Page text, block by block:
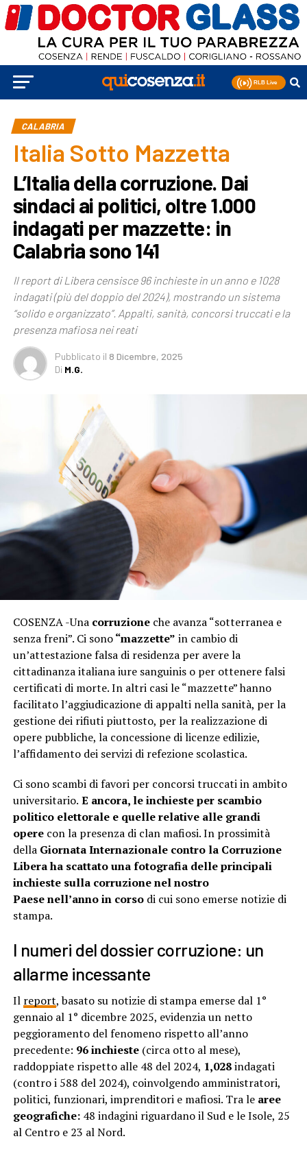
CALABRIA
Italia Sotto Mazzetta
L’Italia della corruzione. Dai
sindaci ai politici, oltre 1.000
indagati per mazzette: in
Calabria sono 141
Il report di Libera censisce 96 inchieste in un anno e 1028
indagati (più del doppio del 2024), mostrando un sistema
“solido e organizzato”. Appalti, sanità, concorsi truccati e la
presenza mafiosa nei reati
Pubblicato il 8 Dicembre, 2025
Di M.G.
COSENZA -Una corruzioneche avanza “sotterranea e
senza freni”. Ci sono“mazzette” in cambio di
un’attestazione falsa di residenza per avere la
cittadinanza italiana iure sanguinis o per ottenere falsi
certificati di morte. In altri casi le “mazzette” hanno
facilitato l’aggiudicazione di appalti nella sanità, per la
gestione dei rifiuti piuttosto, per la realizzazione di
opere pubbliche, la concessione di licenze edilizie,
l’affidamento dei servizi di refezione scolastica.
Ci sono scambi di favori per concorsi truccati in ambito
universitario. E ancora, le inchieste per scambio
politico elettorale e quelle relative alle grandi
operecon la presenza di clan mafiosi. In prossimità
della Giornata Internazionale contro la Corruzione
Libera ha scattato una fotografia delle principali
inchieste sulla corruzione nel nostro
Paese nell’anno in corsodi cui sono emerse notizie di
stampa.
I numeri del dossier corruzione: un
allarme incessante
Il report, basato su notizie di stampa emerse dal 1°
gennaio al 1° dicembre 2025, evidenzia un netto
peggioramento del fenomeno rispetto all’anno
precedente: 96 inchieste(circa otto al mese),
raddoppiate rispetto alle 48 del 2024, 1,028indagati
(contro i 588 del 2024), coinvolgendo amministratori,
politici, funzionari, imprenditori e mafiosi. Tra le aree
geografiche:48 indagini riguardano il Sud e le Isole, 25
al Centro e 23 al Nord.